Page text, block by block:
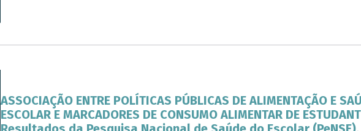
ASSOCIAÇÃO ENTRE POLÍTICAS PÚBLICAS DE ALIMENTAÇÃO E
ESCOLAR E MARCADORES DE CONSUMO ALIMENTAR DE